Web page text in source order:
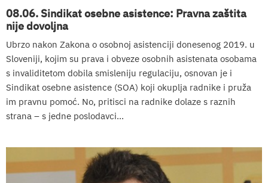
08.06. Sindikat osebne asistence: Pravna zaštita
nije dovoljna
Ubrzo nakon Zakona o osobnoj asistenciji donesenog 2019. u
Sloveniji, kojim su prava i obveze osobnih asistenata osobama
s invaliditetom dobila smisleniju regulaciju, osnovan je i
Sindikat osebne asistence (SOA) koji okuplja radnike i pruža
im pravnu pomoć. No, pritisci na radnike dolaze s raznih
strana – s jedne poslodavci...